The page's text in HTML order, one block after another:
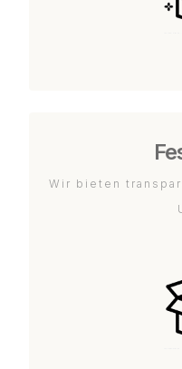
Wir bieten